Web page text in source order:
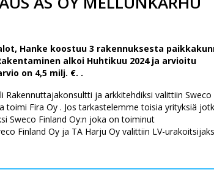
Hanke koostuu 3 rakennuksesta
alkoi Huhtikuu 2024 ja arvioitu
on 4,5 milj. €. .
ja arkkitehdiksi valittiin Sweco
toimi Fira Oy . Jos tarkastelemme toisia yrityksiä
Sweco Finland Oy:n joka on toiminut
Finland Oy ja TA Harju Oy valittiin LV-